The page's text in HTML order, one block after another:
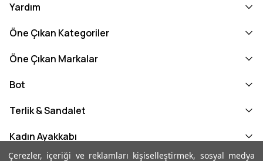
Çerezler, içeriği ve reklamları kişiselleştirmek, sosyal medya
Yardım
Öne Çıkan Kategoriler
Öne Çıkan Markalar
Bot
Terlik & Sandalet
Kadın Ayakkabı